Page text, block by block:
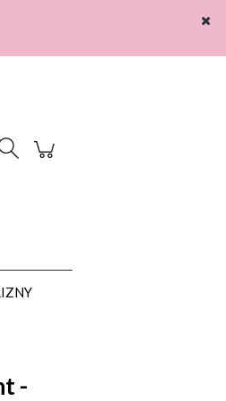
-